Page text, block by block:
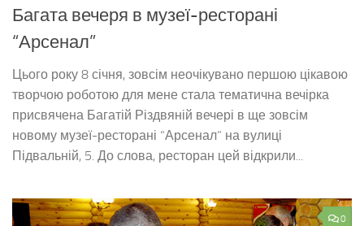
Багата вечеря в музеї-ресторані
“Арсенал”
Цього року 8 січня, зовсім неочікувано першою цікавою
творчою роботою для мене стала тематична вечірка
присвячена Багатій Різдвяній вечері в ще зовсім
новому музеї-ресторані “Арсенал” на вулиці
Підвальній, 5. До слова, ресторан цей відкрили...
0